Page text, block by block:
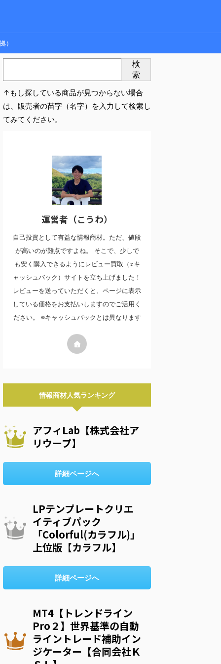
）
検
索
↑もし探している商品が見つからない場合
は、販売者の苗字（名字）を入力して検索し
てみてください。
運営者（こうわ）
自己投資として有益な情報商材。ただ、値段
が高いのが難点ですよね。 そこで、少しで
も安く購入できるようにレビュー買取（≠キ
ャッシュバック）サイトを立ち上げました！
レビューを送っていただくと、ページに表示
している価格をお支払いしますのでご活用く
ださい。 ※キャッシュバックとは異なります
情報商材人気ランキング
アフィLab【株式会社ア
リウープ】
詳細ページへ
LPテンプレートクリエ
イティブパック
「Colorful(カラフル)」
上位版【カラフル】
詳細ページへ
MT4【トレンドライン
Pro２】世界基準の自動
ライントレード補助イン
ジケーター【合同会社Ｋ